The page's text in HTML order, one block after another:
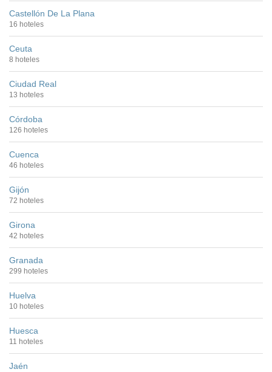
Castellón De La Plana
16 hoteles
Ceuta
8 hoteles
Ciudad Real
13 hoteles
Córdoba
126 hoteles
Cuenca
46 hoteles
Gijón
72 hoteles
Girona
42 hoteles
Granada
299 hoteles
Huelva
10 hoteles
Huesca
11 hoteles
Jaén